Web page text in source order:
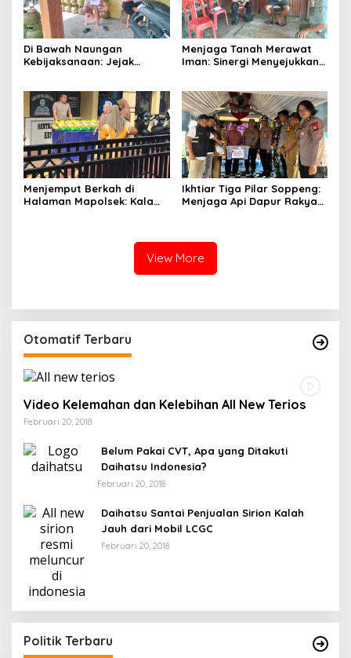
Di Bawah Naungan
Kebijaksanaan: Jejak
Kehangatan
Menjaga Tanah Merawat
Iman: Sinergi Menyejukkan
Menjemput Berkah di
Halaman Mapolsek: Kala
Ikhtiar Tiga Pilar Soppeng:
Menjaga Api Dapur Rakyat
View More
Otomatif Terbaru
Video Kelemahan dan Kelebihan All New Terios
Februari 20, 2018
Belum Pakai CVT, Apa yang Ditakuti
Daihatsu Indonesia?
Februari 20, 2018
Daihatsu Santai Penjualan Sirion Kalah
Jauh dari Mobil LCGC
Februari 20, 2018
Politik Terbaru